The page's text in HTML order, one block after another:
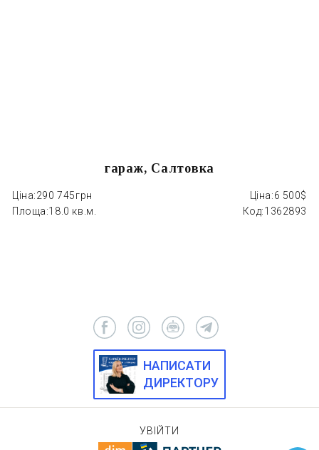
гараж, Салтовка
Ціна:290 745грн Ціна:6 500$
Площа:18.0 кв.м. Код:1362893
НАПИСАТИ
ДИРЕКТОРУ
УВІЙТИ